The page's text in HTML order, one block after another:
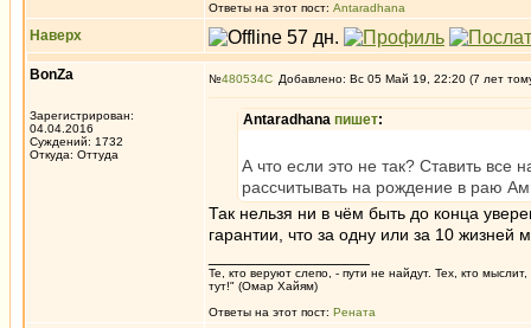
Ответы на этот пост: Antaradhana
Наверх
BonZa
Зарегистрирован:
04.04.2016
Суждений: 1732
Откуда: Oттyдa
№480534 Добавлено: Вс 05 Май 19, 22:20 (7 лет
Antaradhana пишет:
А что если это не так? Ставить все
рассчитывать на рождение в раю
Так нельзя ни в чём быть до конца
гарантии, что за одну или за 10 жизней
Те, кто веруют слепо, - пути не найдут. Тех, кто
тут!" (Омар Хайям)
Ответы на этот пост: Рената